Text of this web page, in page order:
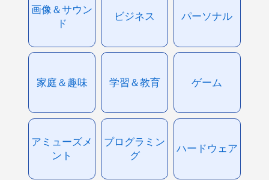
画像＆サウン
ド
ビジネス パーソナル
家庭＆趣味 学習＆教育 ゲーム
アミューズメ
ント
プログラミン
グ
ハードウェア